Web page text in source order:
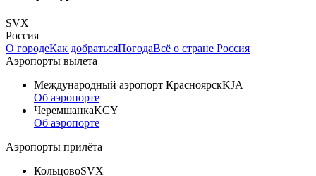
SVX
Россия
О городеКак добратьсяПогодаВсё о стране Россия
Аэропорты вылета
Международный аэропорт КрасноярскKJA
Об аэропорте
ЧеремшанкаKCY
Об аэропорте
Аэропорты прилёта
КольцовоSVX